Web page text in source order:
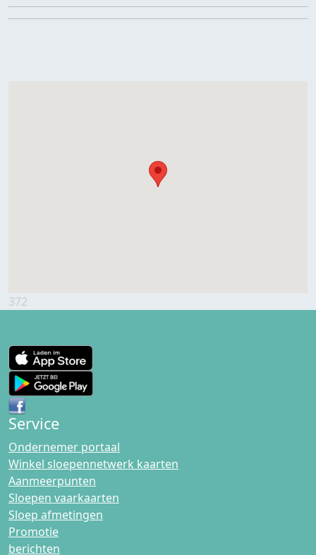
372
Service
Ondernemer portaal
Winkel sloepennetwerk kaarten
Aanmeerpunten
Sloepen vaarkaarten
Sloep afmetingen
Promotie
berichten